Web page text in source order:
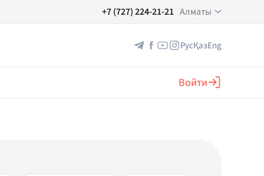
+7 (727) 224-21-21 Алматы
РусҚазEng
Войти